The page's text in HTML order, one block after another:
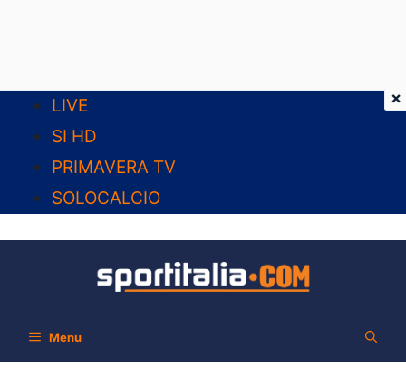
contenuto
LIVE
SI HD
PRIMAVERA TV
SOLOCALCIO
Menu
×